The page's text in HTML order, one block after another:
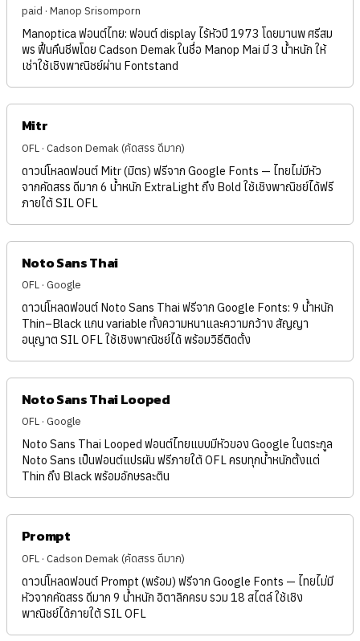
paid · Manop Srisomporn
Manoptica ฟอนต์ไทย: ฟอนต์ display ไร้หัวปี 1973 โดยมานพ ศรีสม
พร ฟื้นคืนชีพโดย Cadson Demak ในชื่อ Manop Mai มี 3 น้ำหนัก ให้
เช่าใช้เชิงพาณิชย์ผ่าน Fontstand
Mitr
OFL · Cadson Demak (คัดสรร ดีมาก)
ดาวน์โหลดฟอนต์ Mitr (มิตร) ฟรีจาก Google Fonts — ไทยไม่มีหัว
จากคัดสรร ดีมาก 6 น้ำหนัก ExtraLight ถึง Bold ใช้เชิงพาณิชย์ได้ฟรี
ภายใต้ SIL OFL
Noto Sans Thai
OFL · Google
ดาวน์โหลดฟอนต์ Noto Sans Thai ฟรีจาก Google Fonts: 9 น้ำหนัก
Thin–Black แกน variable ทั้งความหนาและความกว้าง สัญญา
อนุญาต SIL OFL ใช้เชิงพาณิชย์ได้ พร้อมวิธีติดตั้ง
Noto Sans Thai Looped
OFL · Google
Noto Sans Thai Looped ฟอนต์ไทยแบบมีหัวของ Google ในตระกูล
Noto Sans เป็นฟอนต์แปรผัน ฟรีภายใต้ OFL ครบทุกน้ำหนักตั้งแต่
Thin ถึง Black พร้อมอักษรละติน
Prompt
OFL · Cadson Demak (คัดสรร ดีมาก)
ดาวน์โหลดฟอนต์ Prompt (พร้อม) ฟรีจาก Google Fonts — ไทยไม่มี
หัวจากคัดสรร ดีมาก 9 น้ำหนัก อิตาลิกครบ รวม 18 สไตล์ ใช้เชิง
พาณิชย์ได้ภายใต้ SIL OFL